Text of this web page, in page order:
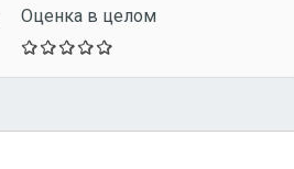
Оценка в целом